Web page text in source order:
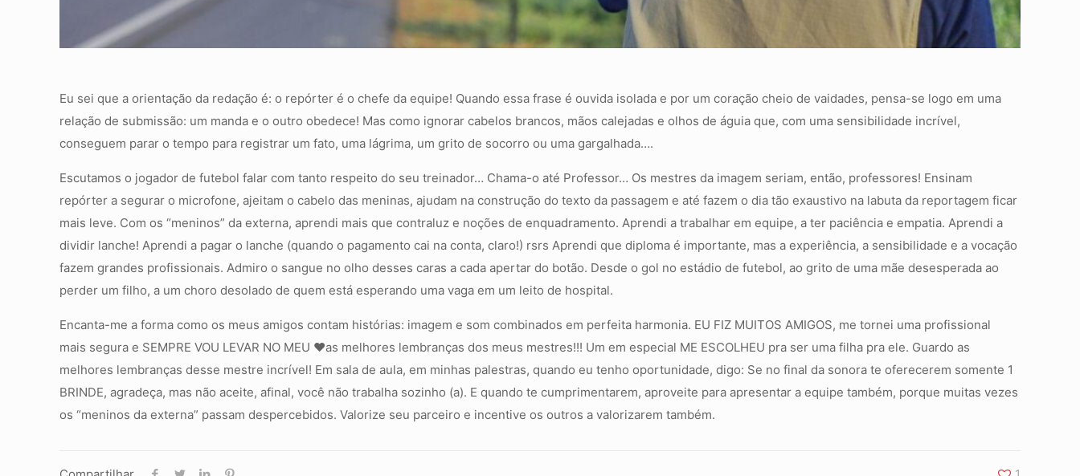
Eu sei que a orientação da redação é: o repórter é o chefe da equipe! Quando essa frase é ouvida isolada e por um coração cheio de vaidades, pensa-se logo em uma
relação de submissão: um manda e o outro obedece! Mas como ignorar cabelos brancos, mãos calejadas e olhos de águia que, com uma sensibilidade incrível,
conseguem parar o tempo para registrar um fato, uma lágrima, um grito de socorro ou uma gargalhada….
Escutamos o jogador de futebol falar com tanto respeito do seu treinador… Chama-o até Professor… Os mestres da imagem seriam, então, professores! Ensinam
repórter a segurar o microfone, ajeitam o cabelo das meninas, ajudam na construção do texto da passagem e até fazem o dia tão exaustivo na labuta da reportagem ficar
mais leve. Com os “meninos” da externa, aprendi mais que contraluz e noções de enquadramento. Aprendi a trabalhar em equipe, a ter paciência e empatia. Aprendi a
dividir lanche! Aprendi a pagar o lanche (quando o pagamento cai na conta, claro!) rsrs Aprendi que diploma é importante, mas a experiência, a sensibilidade e a vocação
fazem grandes profissionais. Admiro o sangue no olho desses caras a cada apertar do botão. Desde o gol no estádio de futebol, ao grito de uma mãe desesperada ao
perder um filho, a um choro desolado de quem está esperando uma vaga em um leito de hospital.
Encanta-me a forma como os meus amigos contam histórias: imagem e som combinados em perfeita harmonia. EU FIZ MUITOS AMIGOS, me tornei uma profissional
mais segura e SEMPRE VOU LEVAR NO MEU ❤️as melhores lembranças dos meus mestres!!! Um em especial ME ESCOLHEU pra ser uma filha pra ele. Guardo as
melhores lembranças desse mestre incrível! Em sala de aula, em minhas palestras, quando eu tenho oportunidade, digo: Se no final da sonora te oferecerem somente 1
BRINDE, agradeça, mas não aceite, afinal, você não trabalha sozinho (a). E quando te cumprimentarem, aproveite para apresentar a equipe também, porque muitas vezes
os “meninos da externa” passam despercebidos. Valorize seu parceiro e incentive os outros a valorizarem também.